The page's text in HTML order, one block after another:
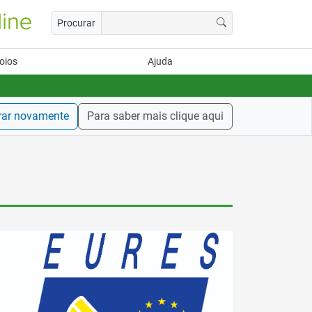
Procurar
Ajuda
novamente Para saber mais clique aqui